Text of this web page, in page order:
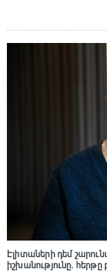
Էլիտաների դեմ
իշխանությունը.